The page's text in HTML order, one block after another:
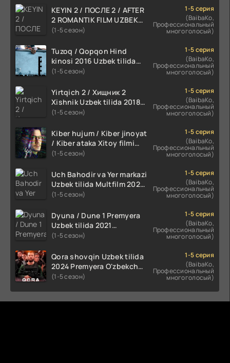
KEYIN 2 / ПОСЛЕ 2 / AFTER
2 ROMANTIK FILM UZBEK
TILIDA 2020 TARJIMA FILM
(1-5 сезон)
1-5 серия
(BaibaKo,
Профессиональный
многоголосый)
Tuzoq / Qopqon Hind
kinosi 2016 Uzbek tilida
tarjima film HD
(1-5 сезон)
1-5 серия
(BaibaKo,
Профессиональный
многоголосый)
Yirtqich 2 / Хищник 2
Xishnik Uzbek tilida 2018-
2024 O'zbekcha tarjima
(1-5 сезон)
1-5 серия
(BaibaKo,
Профессиональный
многоголосый)
Kiber hujum / Kiber jinoyat
/ Kiber ataka Xitoy filmi
Uzbek tilida O'zbekcha
HD skachat
(1-5 сезон)
1-5 серия
(BaibaKo,
Профессиональный
многоголосый)
Uch Bahodir va Yer markazi
Uzbek tilida Multfilm 2025
tarjima HD skachat
(1-5 сезон)
1-5 серия
(BaibaKo,
Профессиональный
многоголосый)
Dyuna / Dune 1 Premyera
Uzbek tilida 2021
O'zbekcha tarjima kino HD
(1-5 сезон)
1-5 серия
(BaibaKo,
Профессиональный
многоголосый)
Qora shovqin Uzbek tilida
2024 Premyera O'zbekcha
tarjima kino HD skachat
(1-5 сезон)
1-5 серия
(BaibaKo,
Профессиональный
многоголосый)